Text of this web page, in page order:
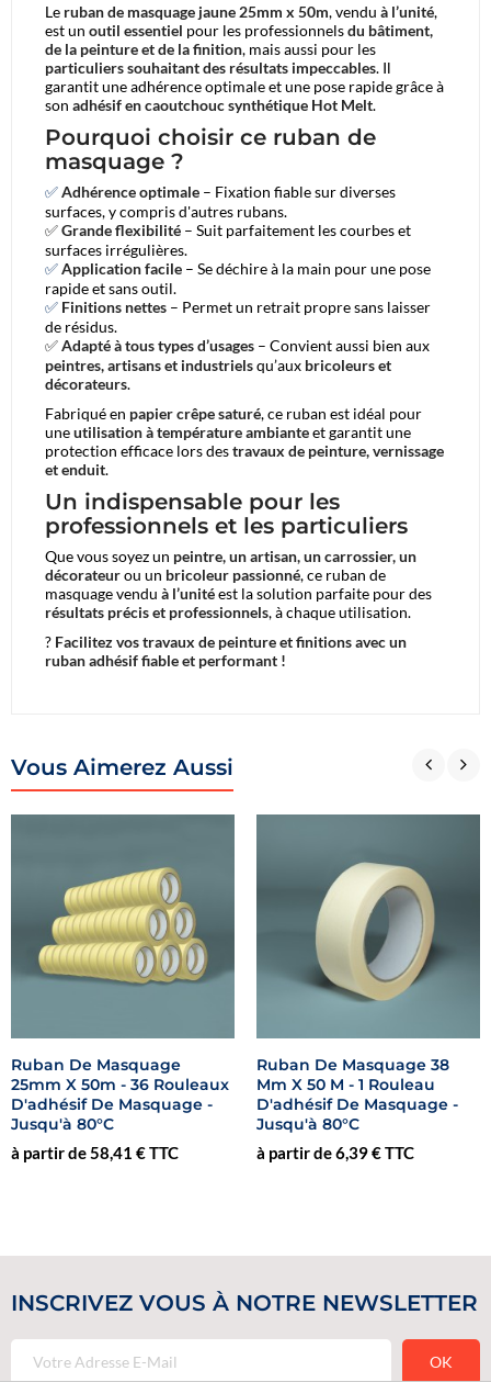
Le ruban de masquage jaune 25mm x 50m, vendu à l’unité,
est un outil essentiel pour les professionnelsdu bâtiment,
de la peinture et de la finition, mais aussi pour les
particuliers souhaitant des résultats impeccables. Il
garantit une adhérence optimale et une pose rapide grâce à
son adhésif en caoutchouc synthétique Hot Melt.
Pourquoi choisir ce ruban de
masquage ?
✅Adhérence optimale – Fixation fiable sur diverses
surfaces, y compris d'autres rubans.
✅Grande flexibilité – Suit parfaitement les courbes et
surfaces irrégulières.
✅Application facile – Se déchire à la main pour une pose
rapide et sans outil.
✅ Finitions nettes – Permet un retrait propre sans laisser
de résidus.
✅Adapté à tous types d’usages – Convient aussi bien aux
peintres, artisans et industrielsqu’aux bricoleurs et
décorateurs.
Fabriqué en papier crêpe saturé, ce ruban est idéal pour
uneutilisation à température ambianteet garantit une
protection efficace lors destravaux de peinture, vernissage
et enduit.
Un indispensable pour les
professionnels et les particuliers
Que vous soyez un peintre, un artisan, un carrossier, un
décorateurou un bricoleur passionné, ce ruban de
masquage vendu à l’unitéest la solution parfaite pour des
résultats précis et professionnels, à chaque utilisation.
? Facilitez vos travaux de peinture et finitions avec un
ruban adhésif fiable et performant !
Vous Aimerez Aussi
Ruban De Masquage
25mm X 50m - 36 Rouleaux
D'adhésif De Masquage -
Jusqu'à 80°C
à partir de 58,41 € TTC
Ruban De Masquage 38
Mm X 50 M - 1 Rouleau
D'adhésif De Masquage -
Jusqu'à 80°C
à partir de 6,39 € TTC
INSCRIVEZ VOUS À NOTRE NEWSLETTER